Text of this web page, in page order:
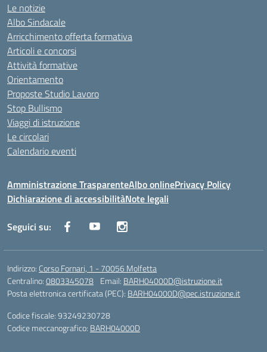
Le notizie
Albo Sindacale
Arricchimento offerta formativa
Articoli e concorsi
Attività formative
Orientamento
Proposte Studio Lavoro
Stop Bullismo
Viaggi di istruzione
Le circolari
Calendario eventi
Amministrazione TrasparenteAlbo onlinePrivacy Policy
Dichiarazione di accessibilitàNote legali
Seguici su:
Indirizzo: Corso Fornari, 1 - 70056 Molfetta
Centralino:0803345078 Email: BARH04000D@istruzione.it
Posta elettronica certificata (PEC): BARH04000D@pec.istruzione.it
Codice fiscale: 93249230728
Codice meccanografico: BARH04000D